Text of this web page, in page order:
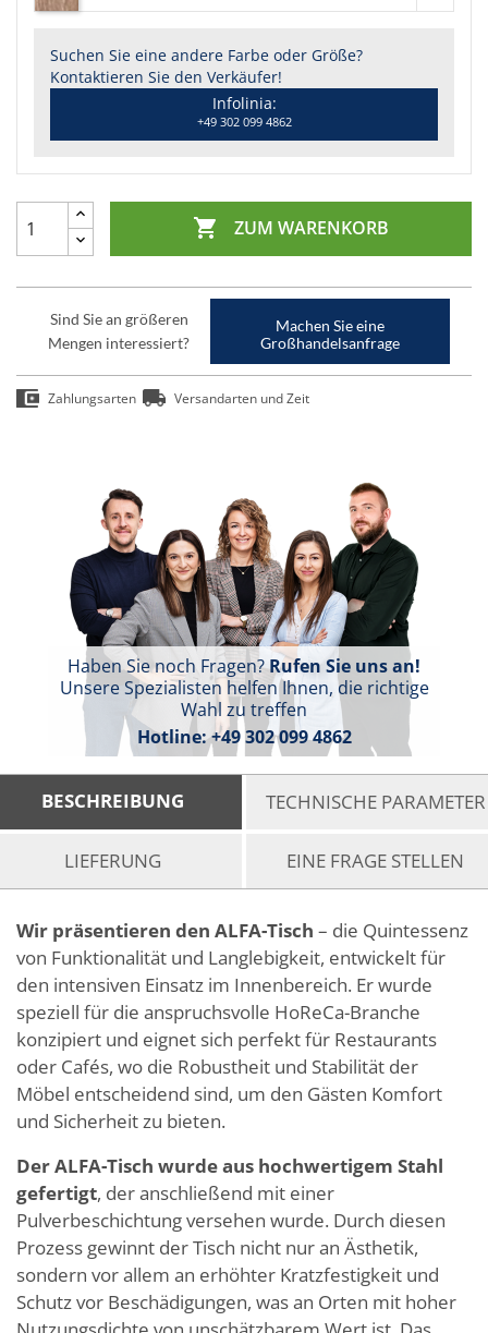
Suchen Sie eine andere Farbe oder Größe?
Kontaktieren Sie den Verkäufer!
Infolinia:
+49 302 099 4862
 ZUM WARENKORB
Sind Sie an größeren
Mengen interessiert?
Machen Sie eine
Großhandelsanfrage
Zahlungsarten Versandarten und Zeit
Haben Sie noch Fragen?Rufen Sie uns an!
Unsere Spezialisten helfen Ihnen, die richtige
Wahl zu treffen
Hotline:+49 302 099 4862
BESCHREIBUNG TECHNISCHE PARAMETER
LIEFERUNG EINE FRAGE STELLEN
Wir präsentieren den ALFA-Tisch – die Quintessenz
von Funktionalität und Langlebigkeit, entwickelt für
den intensiven Einsatz im Innenbereich. Er wurde
speziell für die anspruchsvolle HoReCa-Branche
konzipiert und eignet sich perfekt für Restaurants
oder Cafés, wo die Robustheit und Stabilität der
Möbel entscheidend sind, um den Gästen Komfort
und Sicherheit zu bieten.
Der ALFA-Tisch wurde aus hochwertigem Stahl
gefertigt, der anschließend mit einer
Pulverbeschichtung versehen wurde. Durch diesen
Prozess gewinnt der Tisch nicht nur an Ästhetik,
sondern vor allem an erhöhter Kratzfestigkeit und
Schutz vor Beschädigungen, was an Orten mit hoher